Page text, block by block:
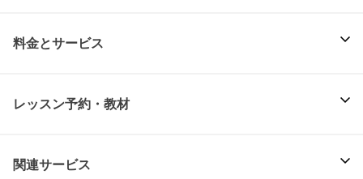
料金とサービス
レッスン予約・教材
関連サービス